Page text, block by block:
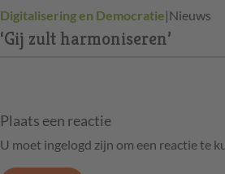
Digitalisering en Democratie|Nieuws
‘Gij zult harmoniseren’
Plaats een reactie
U moet ingelogd zijn om een reactie te